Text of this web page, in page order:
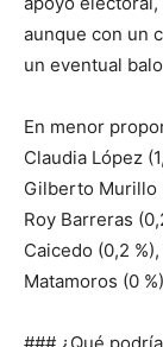
aunque con un
un eventual
En menor
Claudia López
Gilberto Murillo
Roy Barreras
Caicedo (0,2
Matamoros (0